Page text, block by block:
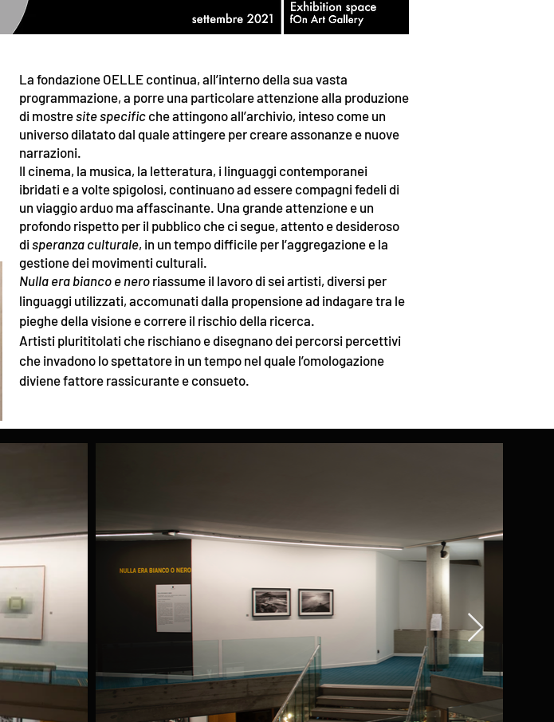
La fondazione OELLE continua, all’interno della sua vasta
programmazione, a porre una particolare attenzione alla produzione
di mostresite specific che attingono all’archivio, inteso come un
universo dilatato dal quale attingere per creare assonanze e nuove
narrazioni.
Il cinema, la musica, la letteratura, i linguaggi contemporanei
ibridati e a volte spigolosi, continuano ad essere compagni fedeli di
un viaggio arduo ma affascinante. Una grande attenzione e un
profondo rispetto per il pubblico che ci segue, attento e desideroso
disperanza culturale, in un tempo difficile per l’aggregazione e la
gestione dei movimenti culturali.
Nulla era bianco e nero riassume il lavoro di sei artisti, diversi per
linguaggi utilizzati, accomunati dalla propensione ad indagare tra le
pieghe della visione e correre il rischio della ricerca.
Artisti plurititolati che rischiano e disegnano dei percorsi percettivi
che invadono lo spettatore in un tempo nel quale l’omologazione
diviene fattore rassicurante e consueto.